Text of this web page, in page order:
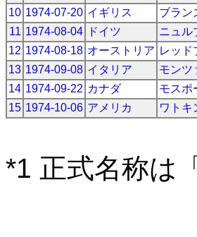
10 1974-07-20 イギリス ブラン
11 1974-08-04 ドイツ ニュル
12 1974-08-18 オーストリア レッド
13 1974-09-08 イタリア モンツ
14 1974-09-22 カナダ モスポ
15 1974-10-06 アメリカ ワトキ
*1 正式名称は